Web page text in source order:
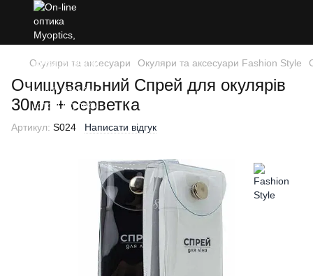
Окуляри та аксесуари Окуляри та аксесуари Fashion Style
Очищувальний Спрей для окулярів
30мл + серветка
Артикул: S024 Написати відгук